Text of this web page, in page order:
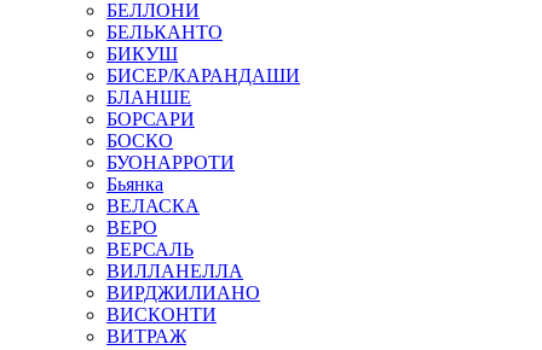
БЕЛЛОНИ
БЕЛЬКАНТО
БИКУШ
БИСЕР/КАРАНДАШИ
БЛАНШЕ
БОРСАРИ
БОСКО
БУОНАРРОТИ
Бьянка
ВЕЛАСКА
ВЕРО
ВЕРСАЛЬ
ВИЛЛАНЕЛЛА
ВИРДЖИЛИАНО
ВИСКОНТИ
ВИТРАЖ